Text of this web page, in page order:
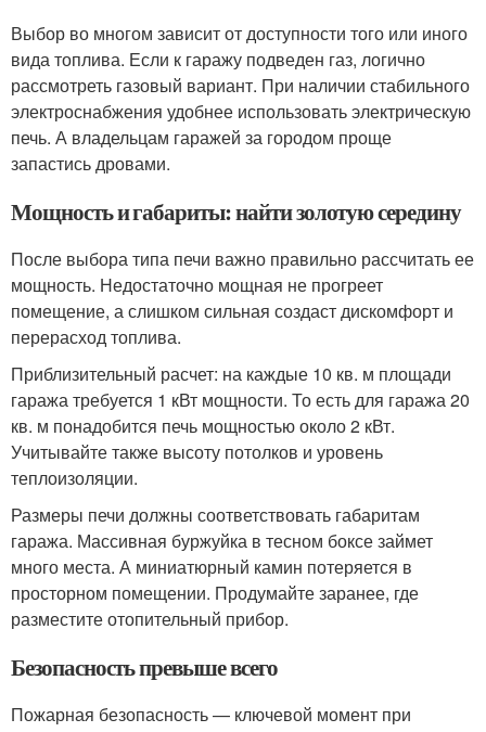
Выбор во многом зависит от доступности того или иного
вида топлива. Если к гаражу подведен газ, логично
рассмотреть газовый вариант. При наличии стабильного
электроснабжения удобнее использовать электрическую
печь. А владельцам гаражей за городом проще
запастись дровами.
Мощность и габариты: найти золотую середину
После выбора типа печи важно правильно рассчитать ее
мощность. Недостаточно мощная не прогреет
помещение, а слишком сильная создаст дискомфорт и
перерасход топлива.
Приблизительный расчет: на каждые 10 кв. м площади
гаража требуется 1 кВт мощности. То есть для гаража 20
кв. м понадобится печь мощностью около 2 кВт.
Учитывайте также высоту потолков и уровень
теплоизоляции.
Размеры печи должны соответствовать габаритам
гаража. Массивная буржуйка в тесном боксе займет
много места. А миниатюрный камин потеряется в
просторном помещении. Продумайте заранее, где
разместите отопительный прибор.
Безопасность превыше всего
Пожарная безопасность — ключевой момент при